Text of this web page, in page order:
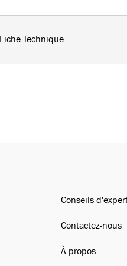
Fiche Technique
Conseils
Contactez-nous
À propos